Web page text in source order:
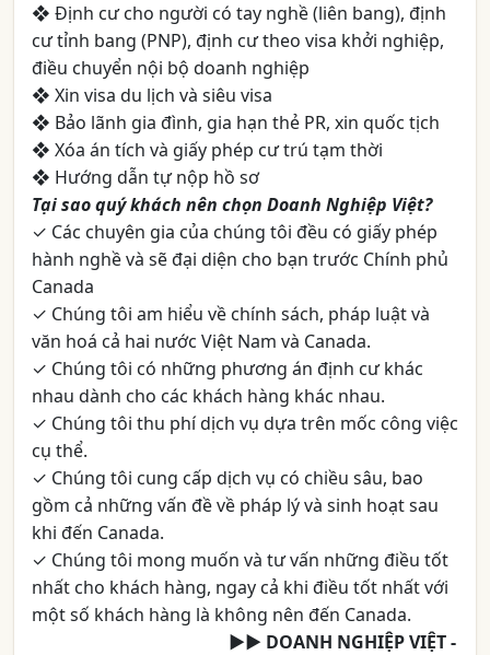
❖ Định cư cho người có tay nghề (liên bang), định
cư tỉnh bang (PNP), định cư theo visa khởi nghiệp,
điều chuyển nội bộ doanh nghiệp
❖ Xin visa du lịch và siêu visa
❖ Bảo lãnh gia đình, gia hạn thẻ PR, xin quốc tịch
❖ Xóa án tích và giấy phép cư trú tạm thời
❖ Hướng dẫn tự nộp hồ sơ
Tại sao quý khách nên chọn Doanh Nghiệp Việt?
✓ Các chuyên gia của chúng tôi đều có giấy phép
hành nghề và sẽ đại diện cho bạn trước Chính phủ
Canada
✓ Chúng tôi am hiểu về chính sách, pháp luật và
văn hoá cả hai nước Việt Nam và Canada.
✓ Chúng tôi có những phương án định cư khác
nhau dành cho các khách hàng khác nhau.
✓ Chúng tôi thu phí dịch vụ dựa trên mốc công việc
cụ thể.
✓ Chúng tôi cung cấp dịch vụ có chiều sâu, bao
gồm cả những vấn đề về pháp lý và sinh hoạt sau
khi đến Canada.
✓ Chúng tôi mong muốn và tư vấn những điều tốt
nhất cho khách hàng, ngay cả khi điều tốt nhất với
một số khách hàng là không nên đến Canada.
►► DOANH NGHIỆP VIỆT -